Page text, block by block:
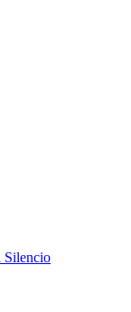
Silencio